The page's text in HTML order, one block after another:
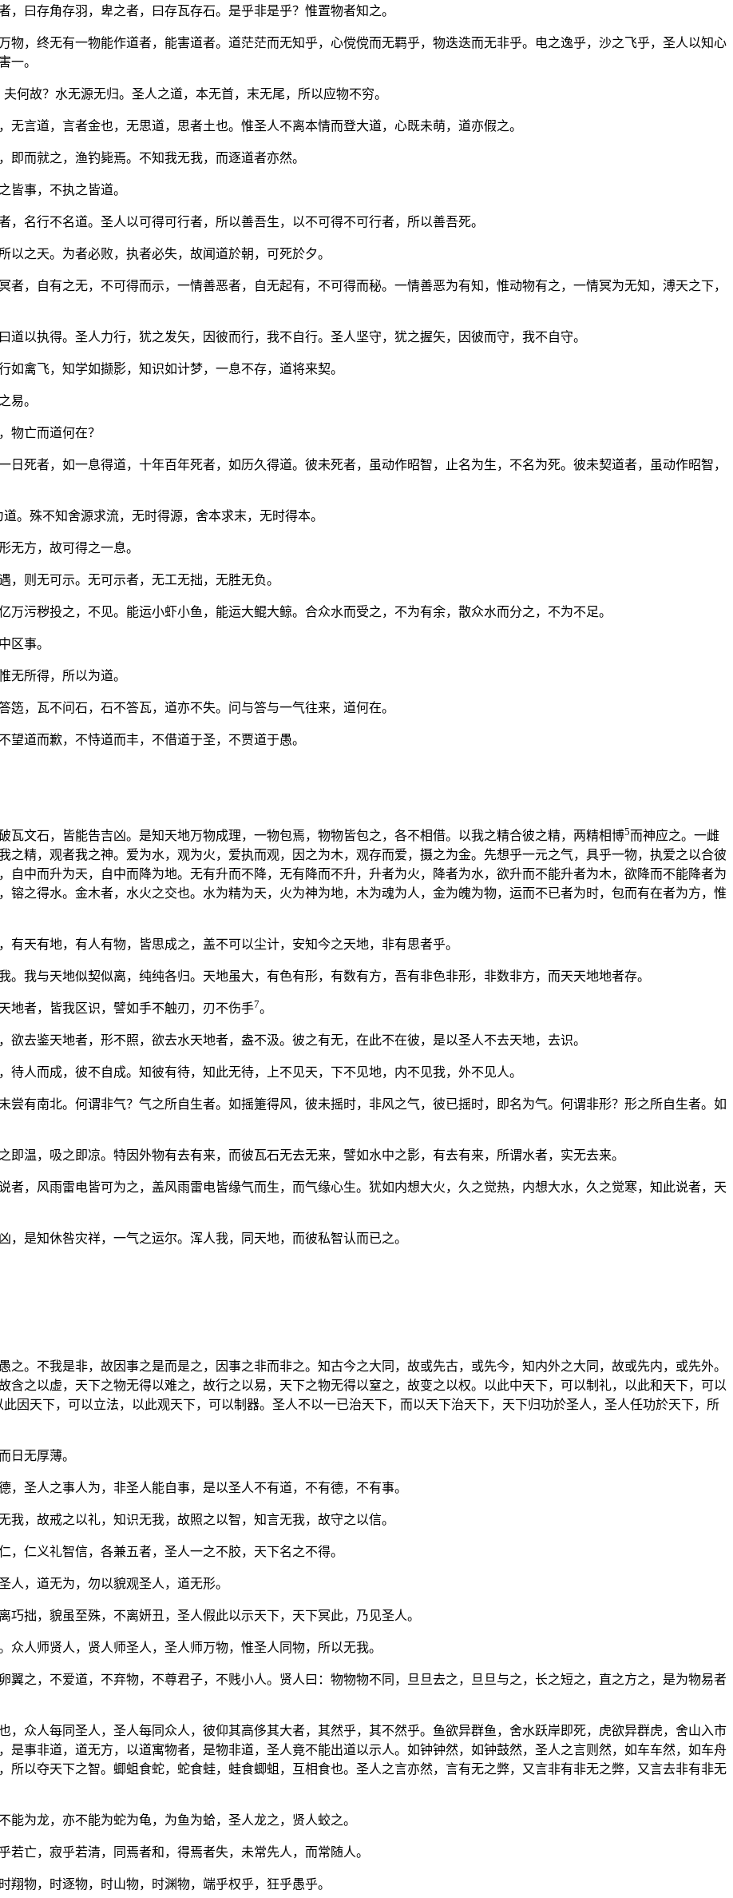
曰存角存羽，卑之者，曰存瓦存石。是乎非是乎？惟置物者知之。
物，终无有一物能作道者，能害道者。道茫茫而无知乎，心傥傥而无羁乎，物迭迭而无非乎。电之逸乎，沙之飞乎，圣人以知心
一。
夫何故？水无源无归。圣人之道，本无首，末无尾，所以应物不穷。
言道，言者金也，无思道，思者土也。惟圣人不离本情而登大道，心既未萌，道亦假之。
而就之，渔钓毙焉。不知我无我，而逐道者亦然。
皆事，不执之皆道。
名行不名道。圣人以可得可行者，所以善吾生，以不可得不可行者，所以善吾死。
之天。为者必败，执者必失，故闻道於朝，可死於夕。
，自有之无，不可得而示，一情善恶者，自无起有，不可得而秘。一情善恶为有知，惟动物有之，一情冥为无知，溥天之下，
以执得。圣人力行，犹之发矢，因彼而行，我不自行。圣人坚守，犹之握矢，因彼而守，我不自守。
禽飞，知学如撷影，知识如计梦，一息不存，道将来契。
易。
物亡而道何在？
死者，如一息得道，十年百年死者，如历久得道。彼未死者，虽动作昭智，止名为生，不名为死。彼未契道者，虽动作昭智，
。殊不知舍源求流，无时得源，舍本求末，无时得本。
无方，故可得之一息。
则无可示。无可示者，无工无拙，无胜无负。
污秽投之，不见。能运小虾小鱼，能运大鲲大鲸。合众水而受之，不为有余，散众水而分之，不为不足。
区事。
无所得，所以为道。
，瓦不问石，石不答瓦，道亦不失。问与答与一气往来，道何在。
道而歉，不恃道而丰，不借道于圣，不贾道于愚。
瓦文石，皆能告吉凶。是知天地万物成理，一物包焉，物物皆包之，各不相借。以我之精合彼之精，两精相博5而神应之。一雌
之精，观者我之神。爱为水，观为火，爱执而观，因之为木，观存而爱，摄之为金。先想乎一元之气，具乎一物，执爱之以合彼
自中而升为天，自中而降为地。无有升而不降，无有降而不升，升者为火，降者为水，欲升而不能升者为木，欲降而不能降者为
镕之得水。金木者，水火之交也。水为精为天，火为神为地，木为魂为人，金为魄为物，运而不已者为时，包而有在者为方，惟
天有地，有人有物，皆思成之，盖不可以尘计，安知今之天地，非有思者乎。
我与天地似契似离，纯纯各归。天地虽大，有色有形，有数有方，吾有非色非形，非数非方，而天天地地者存。
地者，皆我区识，譬如手不触刃，刃不伤手7。
去鉴天地者，形不照，欲去水天地者，盎不汲。彼之有无，在此不在彼，是以圣人不去天地，去识。
人而成，彼不自成。知彼有待，知此无待，上不见天，下不见地，内不见我，外不见人。
尝有南北。何谓非气？气之所自生者。如摇箑得风，彼未摇时，非风之气，彼已摇时，即名为气。何谓非形？形之所自生者。如
温，吸之即凉。特因外物有去有来，而彼瓦石无去无来，譬如水中之影，有去有来，所谓水者，实无去来。
者，风雨雷电皆可为之，盖风雨雷电皆缘气而生，而气缘心生。犹如内想大火，久之觉热，内想大水，久之觉寒，知此说者，天
是知休咎灾祥，一气之运尔。浑人我，同天地，而彼私智认而已之。
。不我是非，故因事之是而是之，因事之非而非之。知古今之大同，故或先古，或先今，知内外之大同，故或先内，或先外。
含之以虚，天下之物无得以难之，故行之以易，天下之物无得以窒之，故变之以权。以此中天下，可以制礼，以此和天下，可以
因天下，可以立法，以此观天下，可以制器。圣人不以一已治天下，而以天下治天下，天下归功於圣人，圣人任功於天下，所
日无厚薄。
圣人之事人为，非圣人能自事，是以圣人不有道，不有德，不有事。
，故戒之以礼，知识无我，故照之以智，知言无我，故守之以信。
仁义礼智信，各兼五者，圣人一之不胶，天下名之不得。
，道无为，勿以貌观圣人，道无形。
拙，貌虽至殊，不离妍丑，圣人假此以示天下，天下冥此，乃见圣人。
人师贤人，贤人师圣人，圣人师万物，惟圣人同物，所以无我。
翼之，不爱道，不弃物，不尊君子，不贱小人。贤人曰：物物物不同，旦旦去之，旦旦与之，长之短之，直之方之，是为物易者
，众人每同圣人，圣人每同众人，彼仰其高侈其大者，其然乎，其不然乎。鱼欲异群鱼，舍水跃岸即死，虎欲异群虎，舍山入市
是事非道，道无方，以道寓物者，是物非道，圣人竟不能出道以示人。如钟钟然，如钟鼓然，圣人之言则然，如车车然，如车舟
所以夺天下之智。蝍蛆食蛇，蛇食蛙，蛙食蝍蛆，互相食也。圣人之言亦然，言有无之弊，又言非有非无之弊，又言去非有非无
为龙，亦不能为蛇为龟，为鱼为蛤，圣人龙之，贤人蛟之。
亡，寂乎若清，同焉者和，得焉者失，未常先人，而常随人。
物，时逐物，时山物，时渊物，端乎权乎，狂乎愚乎。